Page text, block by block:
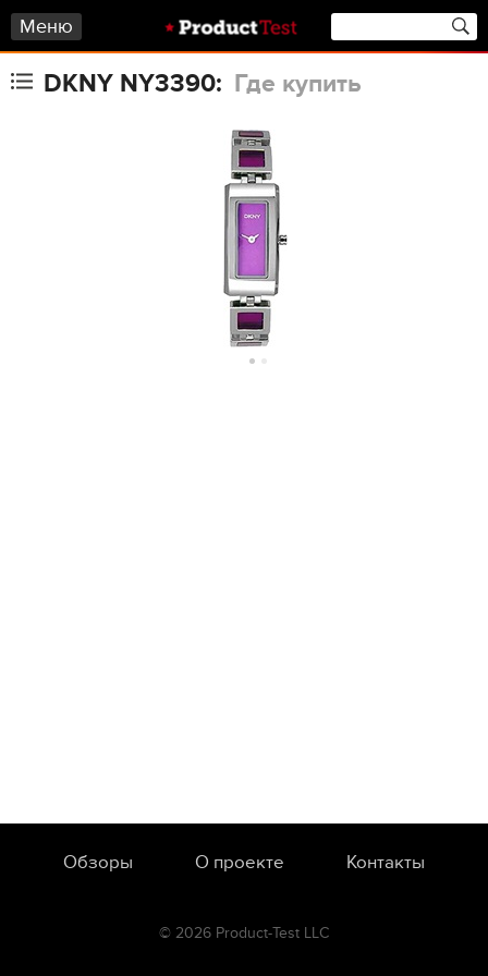
Меню
DKNY NY3390: Где купить
Обзоры О проекте Контакты
© 2026 Product-Test LLC